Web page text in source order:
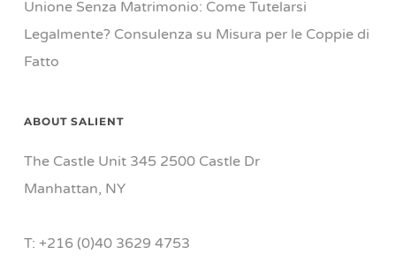
Unione Senza Matrimonio: Come Tutelarsi
Legalmente? Consulenza su Misura per le Coppie di
Fatto
ABOUT SALIENT
The Castle Unit 345 2500 Castle Dr
Manhattan, NY
T: +216 (0)40 3629 4753